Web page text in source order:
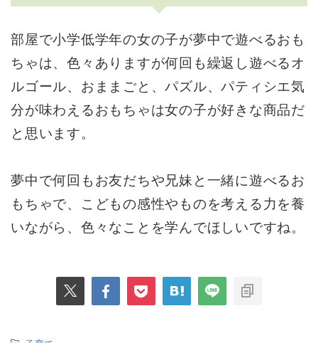
部屋で小学低学年の女の子が夢中で遊べるおも
ちゃは、色々ありますが何回も繰返し遊べるオ
ルゴール、おままごと、パズル、パティシエ気
分が味わえるおもちゃは女の子が好きな商品だ
と思います。
夢中で何回もお友だちや兄妹と一緒に遊べるお
もちゃで、こどもの感性やものを考える力を養
いながら、色々なことを学んでほしいですね。